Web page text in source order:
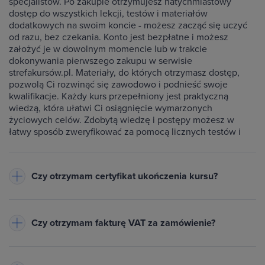
dostęp do wszystkich lekcji, testów i materiałów
dodatkowych na swoim koncie - możesz zacząć się uczyć
od razu, bez czekania. Konto jest bezpłatne i możesz
założyć je w dowolnym momencie lub w trakcie
dokonywania pierwszego zakupu w serwisie
strefakursów.pl. Materiały, do których otrzymasz dostęp,
pozwolą Ci rozwinąć się zawodowo i podnieść swoje
kwalifikacje. Każdy kurs przepełniony jest praktyczną
wiedzą, która ułatwi Ci osiągnięcie wymarzonych
życiowych celów. Zdobytą wiedzę i postępy możesz w
łatwy sposób zweryfikować za pomocą licznych testów i
Czy otrzymam certyfikat ukończenia kursu?
Twoim koncie w zakładce Certyfikaty. Warunkiem jego
Czy otrzymam fakturę VAT za zamówienie?